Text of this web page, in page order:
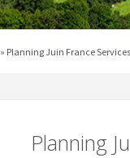
» Planning Juin France Services
Planning